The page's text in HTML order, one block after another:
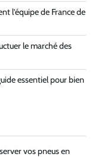
l’équipe de France de
le marché des
essentiel pour bien
vos pneus en